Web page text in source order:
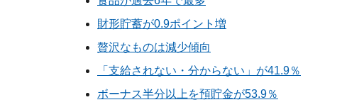
財形貯蓄が0.9ポイント増
贅沢なものは減少傾向
「支給されない・分からない」が41.9％
ボーナス半分以上を預貯金が53.9％